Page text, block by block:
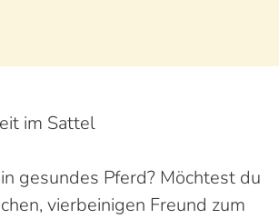
im Sattel
gesundes Pferd? Möchtest du
vierbeinigen Freund zum